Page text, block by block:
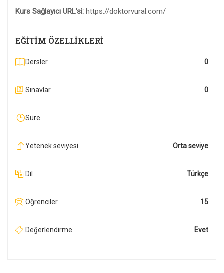
Kurs Sağlayıcı URL'si: https://doktorvural.com/
EĞITIM ÖZELLIKLERI
Dersler 0
Sınavlar 0
Süre
Yetenek seviyesi Orta seviye
Dil Türkçe
Öğrenciler 15
Değerlendirme Evet